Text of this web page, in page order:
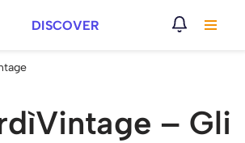
DISCOVER
– Gli